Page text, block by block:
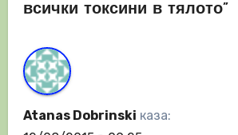
всички токсини в тялото”
Atanas Dobrinski каза: